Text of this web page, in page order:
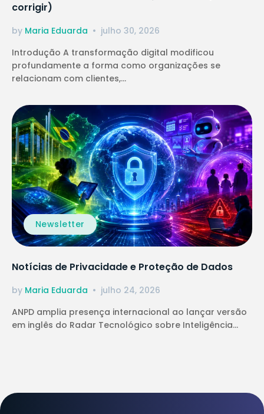
corrigir)
by Maria Eduarda
julho 30, 2026
Introdução A transformação digital modificou
profundamente a forma como organizações se
relacionam com clientes,...
Newsletter
Notícias de Privacidade e Proteção de Dados
by Maria Eduarda
julho 24, 2026
ANPD amplia presença internacional ao lançar versão
em inglês do Radar Tecnológico sobre Inteligência...